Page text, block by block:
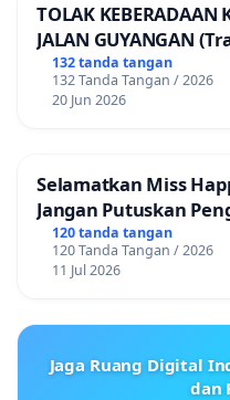
TOLAK KEBERADAAN
JALAN GUYANGAN
(Wedarijaksa) Kab. PATI
132 tanda tangan
132 Tanda Tangan / 2026
20 Jun 2026
Selamatkan Miss
Jangan Putuskan
120 tanda tangan
120 Tanda Tangan / 2026
11 Jul 2026
Jaga Ruang Digital
dan